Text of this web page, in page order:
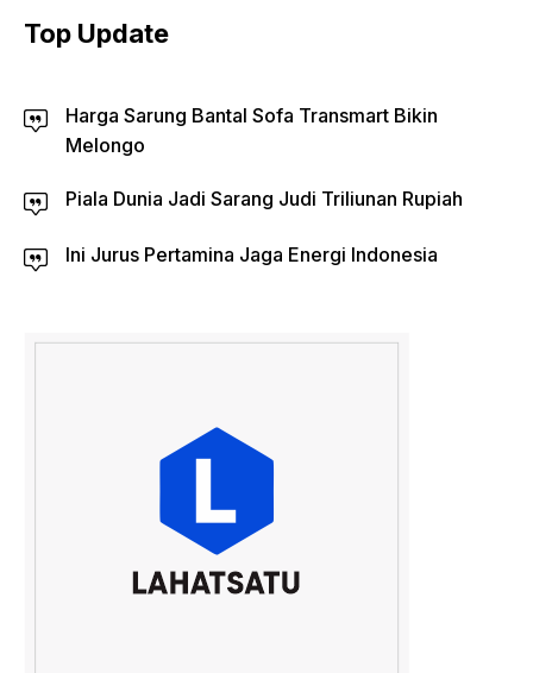
Top Update
Harga Sarung Bantal Sofa Transmart Bikin
Melongo
Piala Dunia Jadi Sarang Judi Triliunan Rupiah
Ini Jurus Pertamina Jaga Energi Indonesia